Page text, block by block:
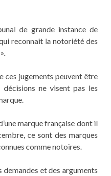
de grande instance de
reconnait la notoriété des
ces jugements peuvent être
ne visent pas les
marque française dont il
ce sont des marques
comme notoires.
demandes et des arguments